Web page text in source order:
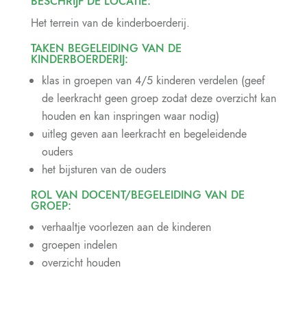
Het terrein van de kinderboerderij.
TAKEN BEGELEIDING VAN DE
KINDERBOERDERIJ:
klas in groepen van 4/5 kinderen verdelen (geef
de leerkracht geen groep zodat deze overzicht kan
houden en kan inspringen waar nodig)
uitleg geven aan leerkracht en begeleidende
ouders
het bijsturen van de ouders
ROL VAN DOCENT/BEGELEIDING VAN DE
GROEP:
verhaaltje voorlezen aan de kinderen
groepen indelen
overzicht houden